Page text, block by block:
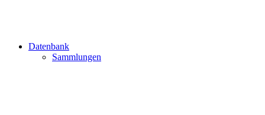
Datenbank
Sammlungen